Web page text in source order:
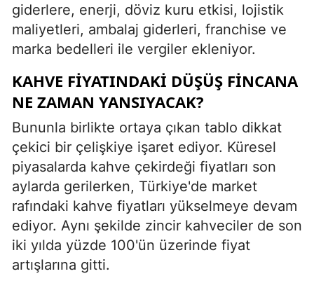
giderlere, enerji, döviz kuru etkisi, lojistik
maliyetleri, ambalaj giderleri, franchise ve
marka bedelleri ile vergiler ekleniyor.
KAHVE FİYATINDAKİ DÜŞÜŞ FİNCANA
NE ZAMAN YANSIYACAK?
Bununla birlikte ortaya çıkan tablo dikkat
çekici bir çelişkiye işaret ediyor. Küresel
piyasalarda kahve çekirdeği fiyatları son
aylarda gerilerken, Türkiye'de market
rafındaki kahve fiyatları yükselmeye devam
ediyor. Aynı şekilde zincir kahveciler de son
iki yılda yüzde 100'ün üzerinde fiyat
artışlarına gitti.